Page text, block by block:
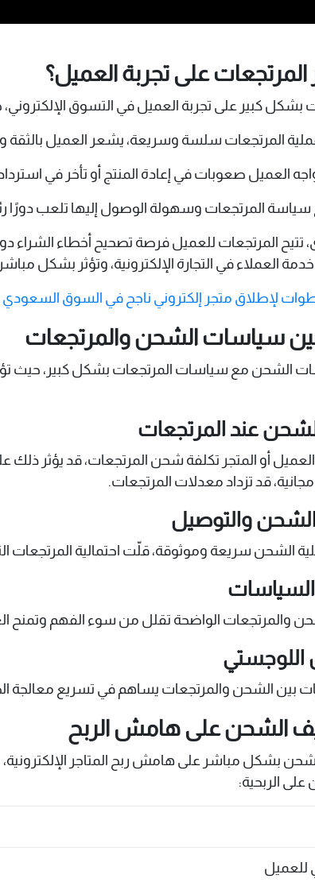
المرتجعات على تجربة العميل؟
بشكل كبير على تجربة العميل في التسوق
المرتجعات سلسة وسريعة، يشعر العميل بالثقة
واجه العميل صعوبات في إعادة المنتج أو تأخر في
المرتجعات وسهولة الوصول إليها تلعب دورًا
المرتجعات للعميل فرصة تصحيح أخطاء الشراء
العملاء في التجارة الإلكترونية، وتؤثر بشكل
لإطلاق متجر إلكتروني ناجح في السوق السعودي
بين سياسات الشحن والمرتجعات
الشحن مع سياسات المرتجعات بشكل كبير، حيث تؤثر
أو المتجر تكلفة شحن المرتجعات، قد يؤثر ذلك
مجانية، قد تزداد معدلات المرتجعات.
الشحن سريعة وموثوقة، قلّت احتمالية المرتجعات
والمرتجعات الواضحة تقلل من سوء الفهم وتمنح
بين الشحن والمرتجعات يساهم في تسريع معالجة
الشحن على هامش الربح
بشكل مباشر على هامش ربح المتاجر
الربحية:
للعميل